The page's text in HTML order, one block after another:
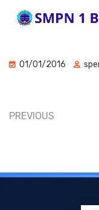
01/01/2016
PREVIOUS